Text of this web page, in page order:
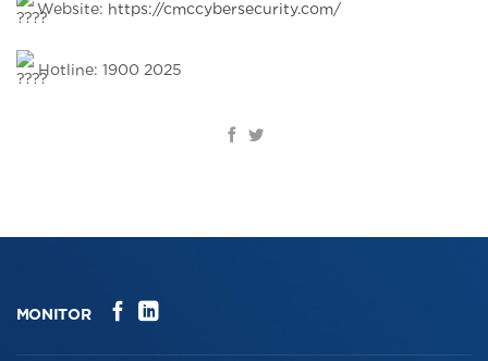
Website: https://cmccybersecurity.com/
Hotline: 1900 2025
MONITOR